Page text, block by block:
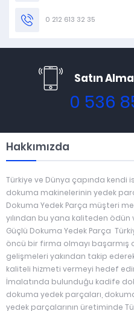
0 212 613 32 35
Satın
0 536
Hakkımızda
Türkiye ve Dünya çapında kendi
dokuma makinelerinin yedek
Dokuma Yedek Parça müşteri
yılından bu yana kaliteden
Güçlü Dokuma Yedek Parça
öncü bir firma olmayı başarmış
gelişmeleri yakından takip
kaliteli hizmeti vermeyi hedef
İmalatında bulunduğu kadife
dokuma yedek parçaları,
yedek parçalarının üretiminde